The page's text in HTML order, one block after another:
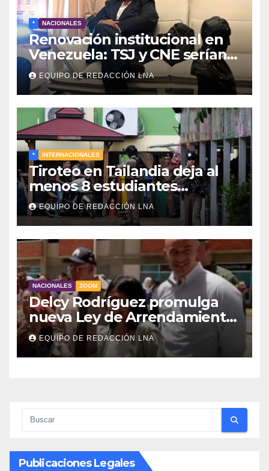
* NACIONALES
Renovación institucional en
Venezuela: TSJ y CNE serían
designados a finales de 2026
EQUIPO DE REDACCIÓN LNA
* INTERNACIONALES
Tiroteo en Tailandia deja al
menos 8 estudiantes
muertos y 30 heridos
EQUIPO DE REDACCIÓN LNA
NACIONALES ZOOM
Delcy Rodríguez promulga
nueva Ley de Arrendamiento
para atender a familias
damnificadas
EQUIPO DE REDACCIÓN LNA
Publicaciones Legales